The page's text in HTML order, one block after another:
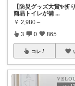
【防災グッズ大賞✨折
簡易トイレが備 ...
￥ 2,980～
3 0 865
コレ